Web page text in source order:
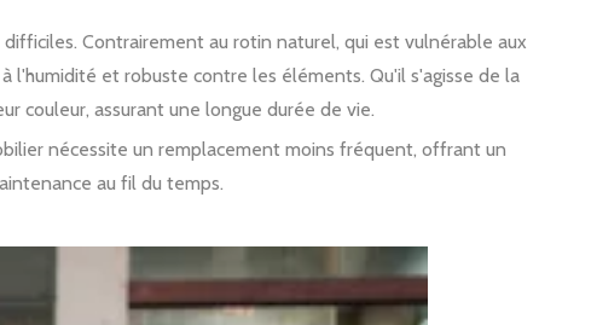
Contrairement au rotin naturel, qui est vulnérable aux
l'humidité et robuste contre les éléments. Qu'il s'agisse de la
couleur, assurant une longue durée de vie.
nécessite un remplacement moins fréquent, offrant un
au fil du temps.